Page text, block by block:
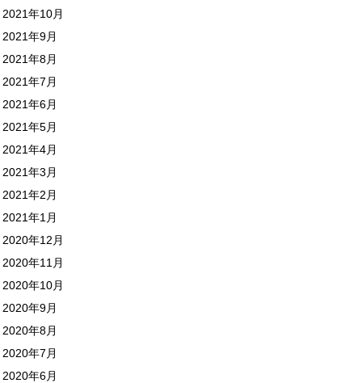
2021年10月
2021年9月
2021年8月
2021年7月
2021年6月
2021年5月
2021年4月
2021年3月
2021年2月
2021年1月
2020年12月
2020年11月
2020年10月
2020年9月
2020年8月
2020年7月
2020年6月